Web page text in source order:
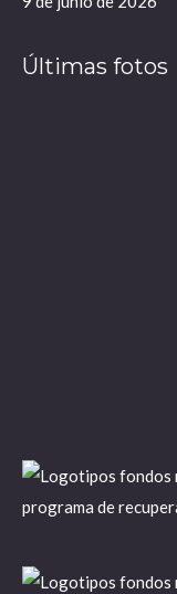
Últimas fotos